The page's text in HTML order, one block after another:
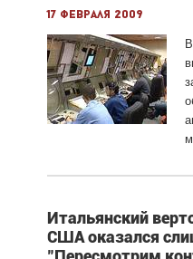
17 февраля 2009
Итальянский
США оказался